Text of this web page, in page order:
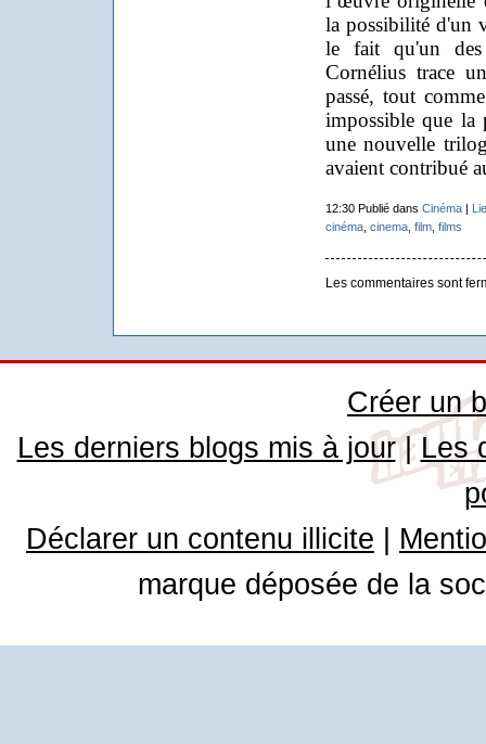
la possibilité d'un
le fait qu'un des
Cornélius trace
passé, tout
impossible que la
une nouvelle
avaient contribué
12:30 Publié dans Cinéma|
cinéma, cinema, film, films
Les commentaires sont
Créer un
Les derniers blogs mis à jour| Les
Déclarer un contenu illicite
marque déposée de la